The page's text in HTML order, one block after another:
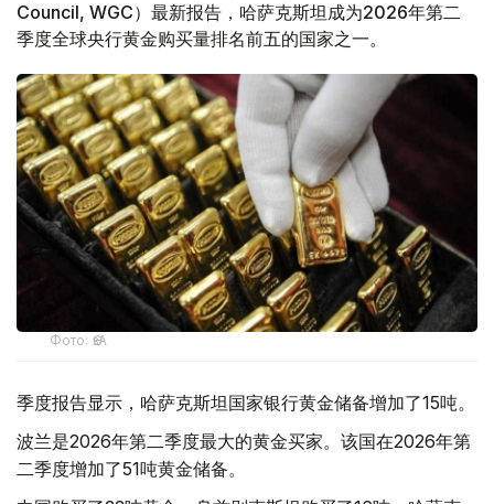
Council, WGC）最新报告，哈萨克斯坦成为2026年第二
季度全球央行黄金购买量排名前五的国家之一。
Фото: ӨзА
季度报告显示，哈萨克斯坦国家银行黄金储备增加了15吨。
波兰是2026年第二季度最大的黄金买家。该国在2026年第
二季度增加了51吨黄金储备。